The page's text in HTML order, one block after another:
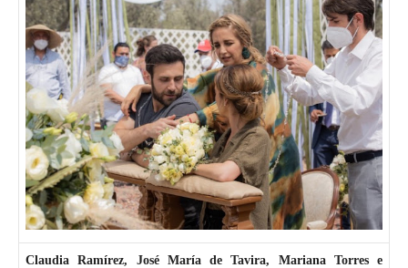
Claudia Ramírez, José María de Tavira, Mariana Torres e